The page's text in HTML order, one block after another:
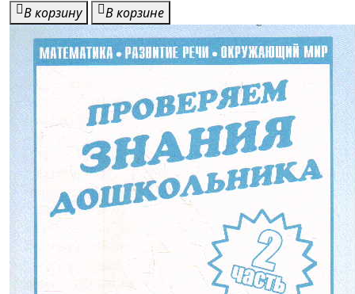
В корзину
В корзине